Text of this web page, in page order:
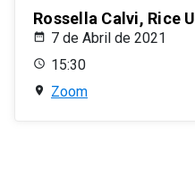
Rossella Calvi, Rice
7 de Abril de 2021
15:30
Zoom